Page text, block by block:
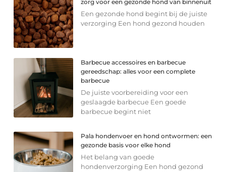
zorg voor een gezonde hond van binnenuit
Een gezonde hond begint bij de juiste
verzorging Een hond gezond houden
Barbecue accessoires en barbecue
gereedschap: alles voor een complete
barbecue
De juiste voorbereiding voor een
geslaagde barbecue Een goede
barbecue begint niet
Pala hondenvoer en hond ontwormen: een
gezonde basis voor elke hond
Het belang van goede
hondenverzorging Een hond gezond